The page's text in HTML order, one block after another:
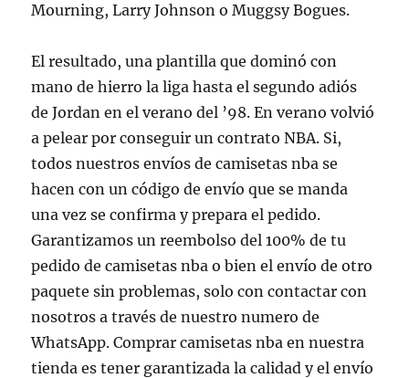
Mourning, Larry Johnson o Muggsy Bogues.
El resultado, una plantilla que dominó con
mano de hierro la liga hasta el segundo adiós
de Jordan en el verano del ’98. En verano volvió
a pelear por conseguir un contrato NBA. Si,
todos nuestros envíos de camisetas nba se
hacen con un código de envío que se manda
una vez se confirma y prepara el pedido.
Garantizamos un reembolso del 100% de tu
pedido de camisetas nba o bien el envío de otro
paquete sin problemas, solo con contactar con
nosotros a través de nuestro numero de
WhatsApp. Comprar camisetas nba en nuestra
tienda es tener garantizada la calidad y el envío